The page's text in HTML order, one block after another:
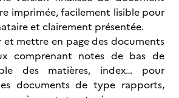
imprimée, facilement lisible pour
et clairement présentée.
et mettre en page des documents
comprenant notes de bas de
des matières, index…
pour
documents de type rapports,